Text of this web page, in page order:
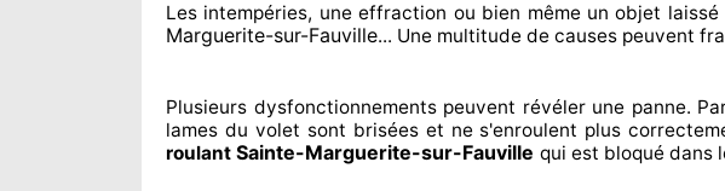
Les intempéries, une effraction ou bien même un objet laissé
Marguerite-sur-Fauville... Une multitude de causes peuvent
Plusieurs dysfonctionnements peuvent révélerune panne.
lames du volet sont briséeset ne s'enroulent plus
roulant Sainte-Marguerite-sur-Fauville qui est bloqué dans